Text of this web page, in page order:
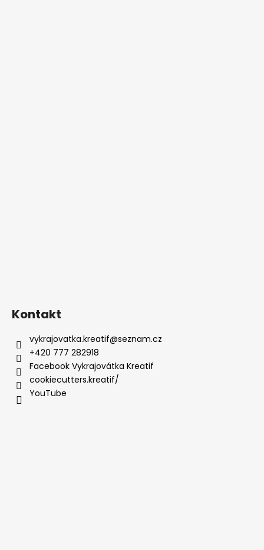
Kontakt
vykrajovatka.kreatif@seznam.cz
+420 777 282918
Facebook Vykrajovátka Kreatif
cookiecutters.kreatif/
YouTube